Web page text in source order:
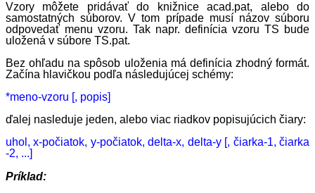
Vzory môžete pridávať do knižnice acad.pat, alebo do
samostatných súborov. V tom prípade musí názov súboru
odpovedať menu vzoru. Tak napr. definícia vzoru TS bude
uložená v súbore TS.pat.
Bez ohľadu na spôsob uloženia má definícia zhodný formát.
Začína hlavičkou podľa následujúcej schémy:
*meno-vzoru [, popis]
ďalej nasleduje jeden, alebo viac riadkov popisujúcich čiary:
uhol, x-počiatok, y-počiatok, delta-x, delta-y [, čiarka-1, čiarka
-2, ...]
Príklad: